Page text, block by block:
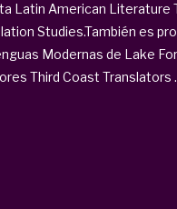
Latin American Literature
Studies.También es
Modernas de Lake
Third Coast Translators